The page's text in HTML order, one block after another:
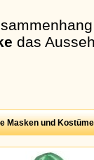
das
Masken und